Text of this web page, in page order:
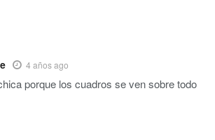
4 años ago
porque los cuadros se ven sobre todo